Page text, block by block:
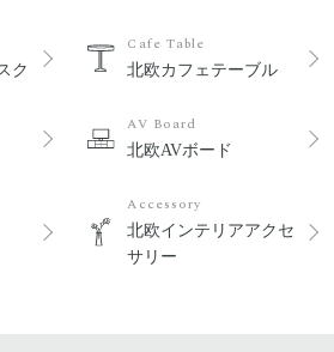
ク
Cafe Table
北欧カフェテーブル
AV Board
北欧AVボード
Accessory
北欧インテリアアクセ
サリー